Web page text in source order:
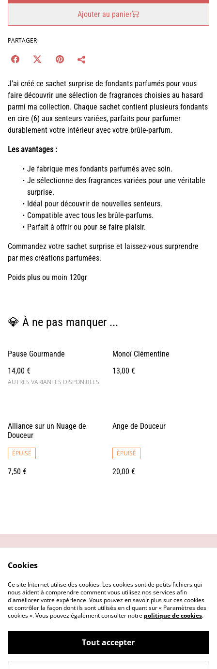
Ajouter au panier
PARTAGER
J'ai créé ce sachet surprise de fondants parfumés pour vous
faire découvrir une sélection de fragrances choisies au hasard
parmi ma collection. Chaque sachet contient plusieurs fondants
en cire (6) aux senteurs variées, parfaits pour parfumer
durablement votre intérieur avec votre brûle-parfum.
Les avantages :
Je fabrique mes fondants parfumés avec soin.
Je sélectionne des fragrances variées pour une véritable
surprise.
Idéal pour découvrir de nouvelles senteurs.
Compatible avec tous les brûle-parfums.
Parfait à offrir ou pour se faire plaisir.
Commandez votre sachet surprise et laissez-vous surprendre
par mes créations parfumées.
Poids plus ou moin 120gr
💎 À ne pas manquer ...
Pause Gourmande
14,00 €
AUTRES VARIANTES DISPONIBLES
Monoï Clémentine
13,00 €
Alliance sur un Nuage de
Douceur
ÉPUISÉ
7,50 €
Ange de Douceur
ÉPUISÉ
20,00 €
confidentialité
Politique de cookies
©2026Angel's Candle
Cookies
Ce site Internet utilise des cookies. Les cookies sont de petits fichiers qui
nous aident à comprendre comment vous utilisez nos services afin
d'améliorer votre expérience. Vous pouvez en savoir plus sur ces cookies
et contrôler la façon dont ils sont utilisés en cliquant sur « Paramètres des
cookies ». Vous pouvez également consulter notre politique de cookies.
Tout accepter